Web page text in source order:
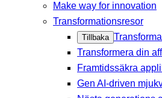
Make way for innovation
Transformationsresor
Tillbaka
Transformera din
Framtidssäkra
Gen AI-driven